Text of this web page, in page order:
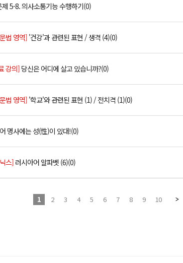
제 5-8. 의사소통기능 수행하기(0)
법 영역] '건강'과 관련된 표현 / 생격 (4)(0)
강의]당신은 어디에 살고 있습니까?(0)
법 영역] '학교'와 관련된 표현 (1) / 전치격 (1)(0)
명사에는 성(性)이 있대!(0)
스]러시아어 알파벳 (6)(0)
1 2 3 4 5 6 7 8 9 10